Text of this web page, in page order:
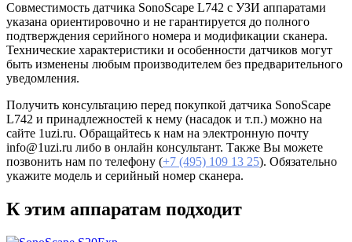
Совместимость датчика SonoScape L742 с УЗИ аппаратами
указана ориентировочно и не гарантируется до полного
подтверждения серийного номера и модификации сканера.
Технические характеристики и особенности датчиков могут
быть изменены любым производителем без предварительного
уведомления.
Получить консультацию перед покупкой датчика SonoScape
L742 и принадлежностей к нему (насадок и т.п.) можно на
сайте 1uzi.ru. Обращайтесь к нам на электронную почту
info@1uzi.ru либо в онлайн консультант. Также Вы можете
позвонить нам по телефону (+7 (495) 109 13 25). Обязательно
укажите модель и серийный номер сканера.
К этим аппаратам подходит